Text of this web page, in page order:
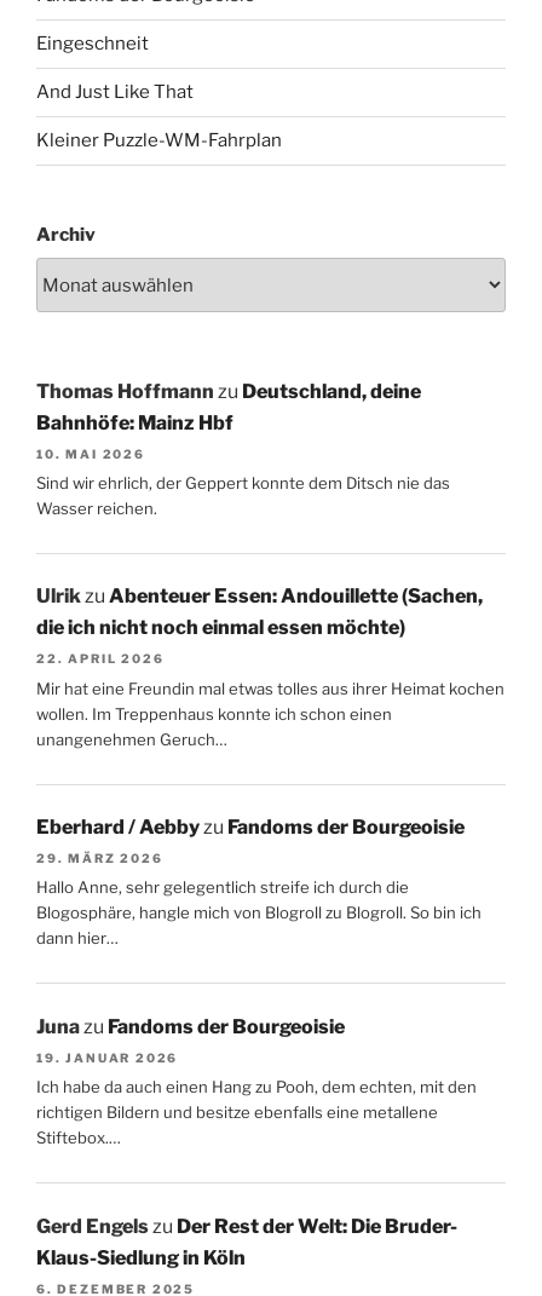
Eingeschneit
And Just Like That
Kleiner Puzzle-WM-Fahrplan
Archiv
Thomas Hoffmann zu Deutschland, deine
Bahnhöfe: Mainz Hbf
10. MAI 2026
Sind wir ehrlich, der Geppert konnte dem Ditsch nie das
Wasser reichen.
Ulrikzu Abenteuer Essen: Andouillette (Sachen,
die ich nicht noch einmal essen möchte)
22. APRIL 2026
Mir hat eine Freundin mal etwas tolles aus ihrer Heimat kochen
wollen. Im Treppenhaus konnte ich schon einen
unangenehmen Geruch…
Eberhard / Aebbyzu Fandoms der Bourgeoisie
29. MÄRZ 2026
Hallo Anne, sehr gelegentlich streife ich durch die
Blogosphäre, hangle mich von Blogroll zu Blogroll. So bin ich
dann hier…
Junazu Fandoms der Bourgeoisie
19. JANUAR 2026
Ich habe da auch einen Hang zu Pooh, dem echten, mit den
richtigen Bildern und besitze ebenfalls eine metallene
Stiftebox.…
Gerd Engels zu Der Rest der Welt: Die Bruder-
Klaus-Siedlung in Köln
6. DEZEMBER 2025